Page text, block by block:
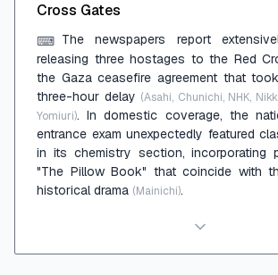
Cross Gates
⌨ The newspapers report
releasing three hostages to the Red
the Gaza ceasefire agreement that
three-hour delay (Asahi, Chunichi, NHK,
Yomiuri). In domestic coverage, the
entrance exam unexpectedly featured
in its chemistry section, incorporating
"The Pillow Book" that coincide with
historical drama (Mainichi).